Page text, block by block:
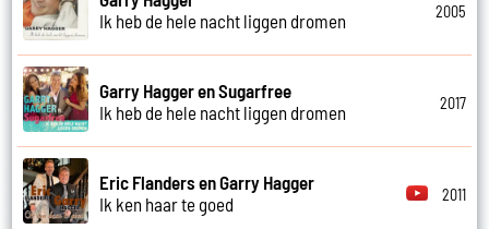
Ik heb de hele nacht liggen dromen
2005
Garry Hagger en Sugarfree
Ik heb de hele nacht liggen dromen
2017
Eric Flanders en Garry Hagger
Ik ken haar te goed
2011